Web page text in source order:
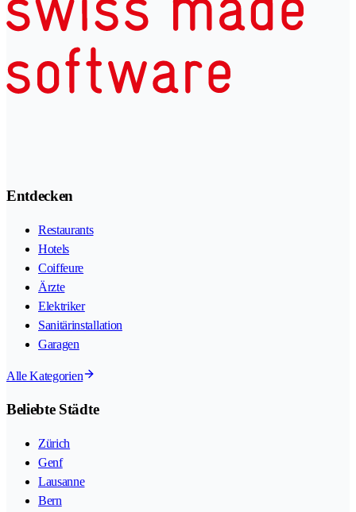
Entdecken
Restaurants
Hotels
Coiffeure
Ärzte
Elektriker
Sanitärinstallation
Garagen
Alle Kategorien
Beliebte Städte
Zürich
Genf
Lausanne
Bern